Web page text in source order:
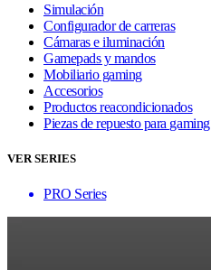
Simulación
Configurador de carreras
Cámaras e iluminación
Gamepads y mandos
Mobiliario gaming
Accesorios
Productos reacondicionados
Piezas de repuesto para gaming
VER SERIES
PRO Series